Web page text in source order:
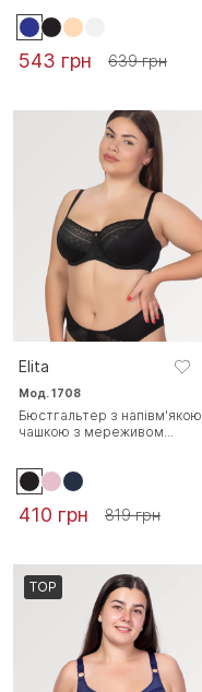
543 грн 639 грн
Elita
Мод. 1708
Бюстгальтер з напівм'якою
чашкою з мереживом...
410 грн 819 грн
TOP